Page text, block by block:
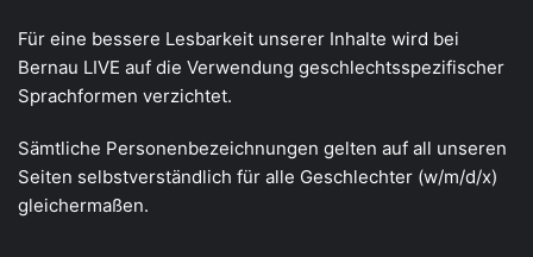
Für eine bessere Lesbarkeit unserer Inhalte wird bei
Bernau LIVE auf die Verwendung geschlechtsspezifischer
Sprachformen verzichtet.
Sämtliche Personenbezeichnungen gelten auf all unseren
Seiten selbstverständlich für alle Geschlechter (w/m/d/x)
gleichermaßen.